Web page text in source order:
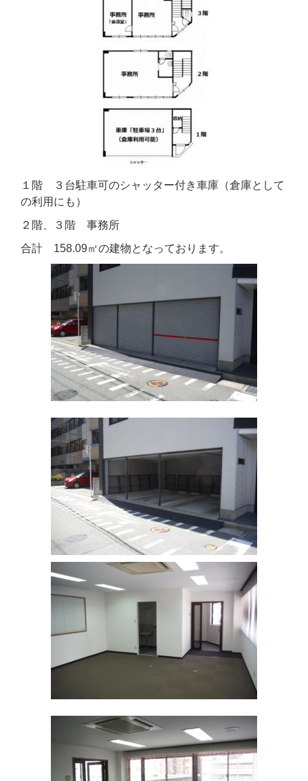
１階 ３台駐車可のシャッター付き車庫（倉庫として
の利用にも）
２階、３階 事務所
合計 158.09㎡の建物となっております。